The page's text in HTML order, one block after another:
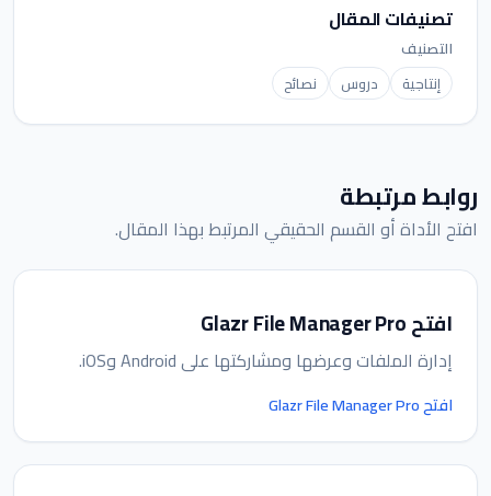
تصنيفات المقال
التصنيف
إنتاجية
دروس نصائح
روابط مرتبطة
افتح الأداة أو القسم الحقيقي المرتبط بهذا المقال.
افتح Glazr File Manager Pro
إدارة الملفات وعرضها ومشاركتها على Android وiOS.
افتح Glazr File Manager Pro